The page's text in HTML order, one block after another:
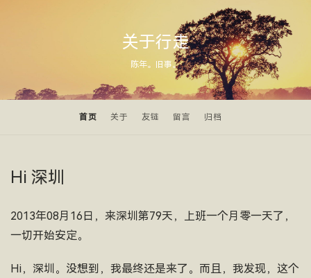
关于行走
陈年。旧事。
首页 关于 友链 留言 归档
Hi 深圳
2013年08月16日，来深圳第79天，上班一个月零一天了，
一切开始安定。
Hi，深圳。没想到，我最终还是来了。而且，我发现，这个